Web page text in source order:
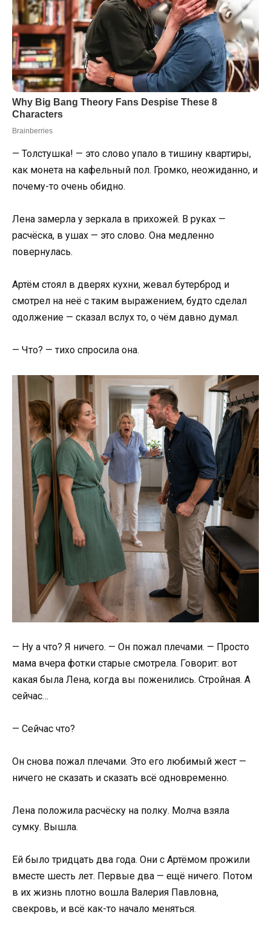
— Толстушка! — это слово упало в тишину квартиры,
как монета на кафельный пол. Громко, неожиданно, и
почему-то очень обидно.
Лена замерла у зеркала в прихожей. В руках —
расчёска, в ушах — это слово. Она медленно
повернулась.
Артём стоял в дверях кухни, жевал бутерброд и
смотрел на неё с таким выражением, будто сделал
одолжение — сказал вслух то, о чём давно думал.
— Что? — тихо спросила она.
— Ну а что? Я ничего. — Он пожал плечами. — Просто
мама вчера фотки старые смотрела. Говорит: вот
какая была Лена, когда вы поженились. Стройная. А
сейчас…
— Сейчас что?
Он снова пожал плечами. Это его любимый жест —
ничего не сказать и сказать всё одновременно.
Лена положила расчёску на полку. Молча взяла
сумку. Вышла.
Ей было тридцать два года. Они с Артёмом прожили
вместе шесть лет. Первые два — ещё ничего. Потом
в их жизнь плотно вошла Валерия Павловна,
свекровь, и всё как-то начало меняться.